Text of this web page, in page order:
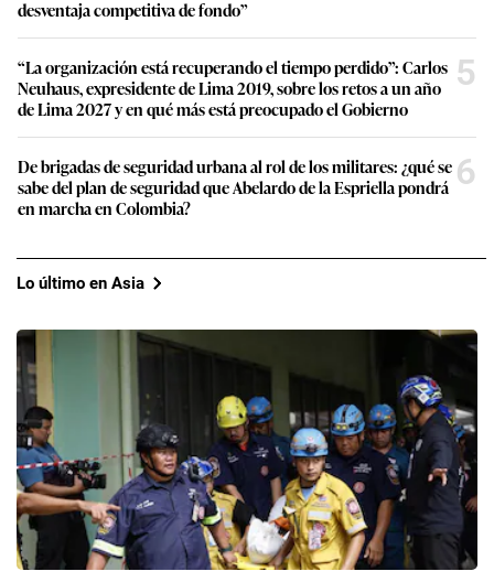
desventaja competitiva de fondo”
“La organización está recuperando el tiempo perdido”: Carlos
Neuhaus, expresidente de Lima 2019, sobre los retos a un año
de Lima 2027 y en qué más está preocupado el Gobierno
5
De brigadas de seguridad urbana al rol de los militares: ¿qué se
sabe del plan de seguridad que Abelardo de la Espriella pondrá
en marcha en Colombia?
6
Lo último en Asia